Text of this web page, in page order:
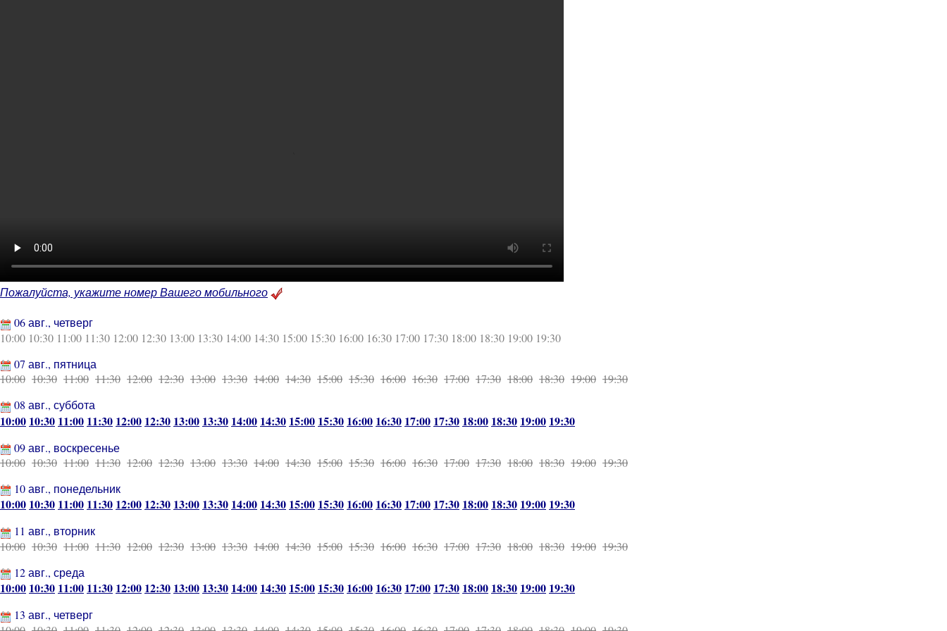
Пожалуйста, укажите номер Вашего мобильного
06 авг., четверг
10:00 10:30 11:00 11:30 12:00 12:30 13:00 13:30 14:00 14:30 15:00 15:30 16:00 16:30 17:00 17:30 18:00 18:30 19:00 19:30
07 авг., пятница
10:00 10:30 11:00 11:30 12:00 12:30 13:00 13:30 14:00 14:30 15:00 15:30 16:00 16:30 17:00 17:30 18:00 18:30 19:00 19:30
08 авг., суббота
10:00 10:30 11:00 11:30 12:00 12:30 13:00 13:30 14:00 14:30 15:00 15:30 16:00 16:30 17:00 17:30 18:00 18:30 19:00 19:30
09 авг., воскресенье
10:00 10:30 11:00 11:30 12:00 12:30 13:00 13:30 14:00 14:30 15:00 15:30 16:00 16:30 17:00 17:30 18:00 18:30 19:00 19:30
10 авг., понедельник
10:00 10:30 11:00 11:30 12:00 12:30 13:00 13:30 14:00 14:30 15:00 15:30 16:00 16:30 17:00 17:30 18:00 18:30 19:00 19:30
11 авг., вторник
10:00 10:30 11:00 11:30 12:00 12:30 13:00 13:30 14:00 14:30 15:00 15:30 16:00 16:30 17:00 17:30 18:00 18:30 19:00 19:30
12 авг., среда
10:00 10:30 11:00 11:30 12:00 12:30 13:00 13:30 14:00 14:30 15:00 15:30 16:00 16:30 17:00 17:30 18:00 18:30 19:00 19:30
13 авг., четверг